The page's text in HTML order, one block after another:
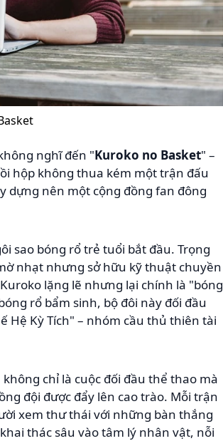
nghĩ đến "Kuroko no Basket" –
hộp không thua kém một trận đấu
dựng nên một cộng đồng fan đông
sao bóng rổ trẻ tuổi bắt đầu. Trọng
nhạt nhưng sở hữu kỹ thuật chuyền
lặng lẽ nhưng lại chính là "bóng
rổ bẩm sinh, bộ đôi này đối đầu
Hệ Kỳ Tích" – nhóm cầu thủ thiên tài
chỉ là cuộc đối đầu thể thao mà
đội được đẩy lên cao trào. Mỗi trận
xem thư thái với những bàn thắng
thác sâu vào tâm lý nhân vật, nỗi